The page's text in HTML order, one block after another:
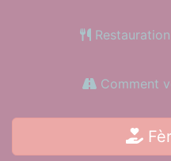
Comment